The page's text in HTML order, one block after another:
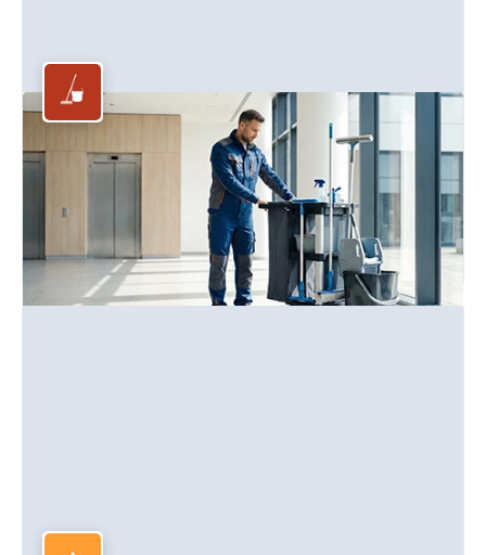
Reinigungsgeräte
Professionelle Geräte und Maschinen für effiziente
Reinigungsprozesse.
Mehr erfahren